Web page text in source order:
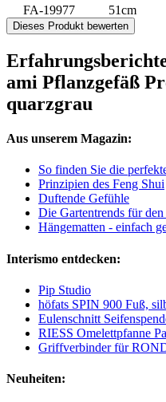
FA-19977
51cm
Dieses Produkt bewerten
ami Pflanzgefäß
quarzgrau
Aus unserem Magazin:
So finden Sie die
Prinzipien des Feng Shui
Duftende Gefühle
Die Gartentrends für
Hängematten - einfach
Interismo entdecken:
Pip Studio
höfats SPIN 900 Fuß,
Eulenschnitt
RIESS Omelettpfanne
Griffverbinder für
Neuheiten: